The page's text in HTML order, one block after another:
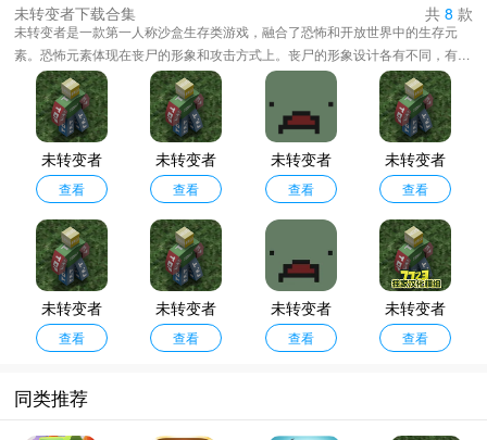
未转变者下载合集
共 8 款
未转变者是一款第一人称沙盒生存类游戏，融合了恐怖和开放世界中的生存元
素。恐怖元素体现在丧尸的形象和攻击方式上。丧尸的形象设计各有不同，有普
通丧尸，它们行动较为迟缓但数量众多，给玩家带来一种逐渐逼近的压迫感。开
放世界元素则在地图的开放性和可探索性上得到体现，地图十分庞大，可自由决
定探索方向。农场通常会有农作物资源，会找到农具作为近战武器，获取食物资
源的重要地点，从结构类似于积木建造巨大的城堡，也能够建造中小型建筑，建
造一个简易的木屋作为临时避难所。
未转变者
2.0
查看
未转变者
移植版
查看
未转变者
2.0手机版
查看
未转变者
手机版
查看
未转变者
4.0
查看
未转变者
汉化版
查看
未转变者
查看
未转变者
3.0汉化版
查看
同类推荐